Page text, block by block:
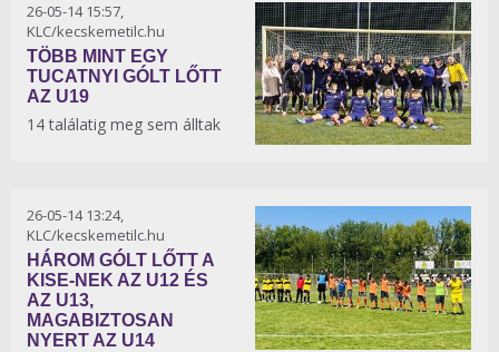
26-05-14 15:57,
KLC/kecskemetilc.hu
TÖBB MINT EGY
TUCATNYI GÓLT LŐTT
AZ U19
14 találatig meg sem álltak
26-05-14 13:24,
KLC/kecskemetilc.hu
HÁROM GÓLT LŐTT A
KISE-NEK AZ U12 ÉS
AZ U13,
MAGABIZTOSAN
NYERT AZ U14